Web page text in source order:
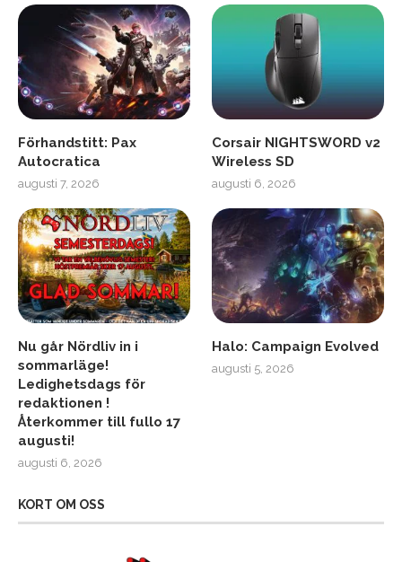
Förhandstitt: Pax
Autocratica
augusti 7, 2026
Corsair NIGHTSWORD v2
Wireless SD
augusti 6, 2026
Nu går Nördliv in i
sommarläge!
Ledighetsdags för
redaktionen !
Återkommer till fullo 17
augusti!
augusti 6, 2026
Halo: Campaign Evolved
augusti 5, 2026
KORT OM OSS